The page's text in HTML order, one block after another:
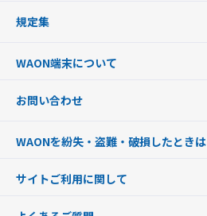
ご当地WAON
G.G WAON
WAONカード・WAONカードプラス
モバイルWAON
提携WAONカード
規定集
WAON端末について
WAONネットステーション
新型WAONステーション
WAONチャージャーmini
お問い合わせ
WAONを紛失・盗難・破損したときは
WAONカードの拾得について
サイトご利用に関して